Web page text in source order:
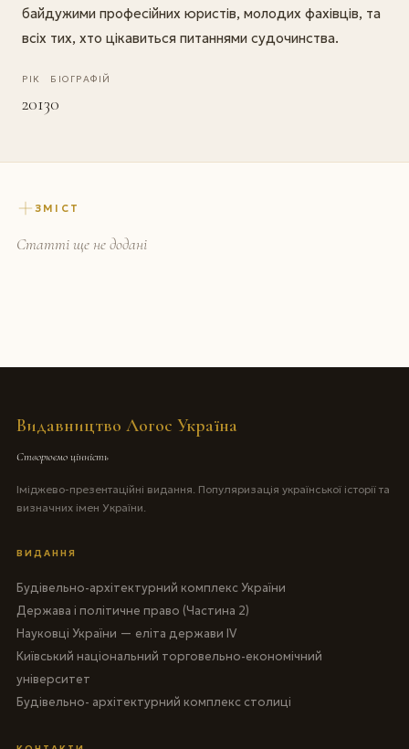
байдужими професійних юристів, молодих фахівців, та
всіх тих, хто цікавиться питаннями судочинства.
РІК
2013
БІОГРАФІЙ
0
ЗМІСТ
Статті ще не додані
Видавництво Логос Україна
Створюємо цінність
Іміджево-презентаційні видання. Популяризація української історії та
визначних імен України.
ВИДАННЯ
Будівельно-архітектурний комплекс України
Держава і політичне право (Частина 2)
Науковці України — еліта держави IV
Київський національний торговельно-економічний
університет
Будівельно- архітектурний комплекс столиці